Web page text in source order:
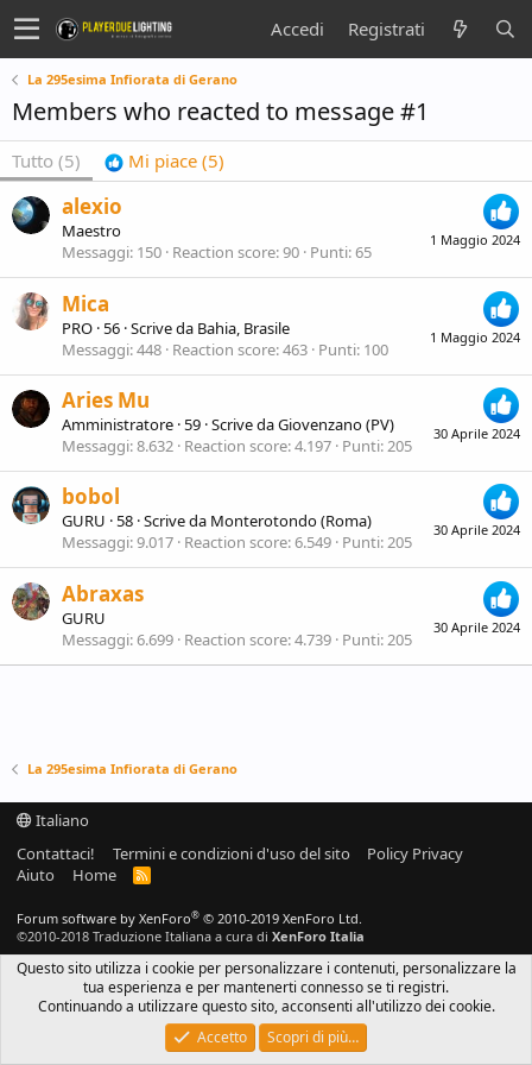
Accedi Registrati
La 295esima Infiorata di Gerano
Members who reacted to message #1
Tutto (5) Mi piace (5)
1 Maggio 2024
alexio
Maestro
Messaggi 150 Reaction score 90 Punti 65
1 Maggio 2024
Mica
PRO ·56 ·Scrive da Bahia, Brasile
Messaggi 448 Reaction score 463 Punti 100
30 Aprile 2024
Aries Mu
Amministratore ·59 ·Scrive daGiovenzano (PV)
Messaggi 8.632 Reaction score 4.197 Punti 205
30 Aprile 2024
bobol
GURU ·58 ·Scrive da Monterotondo (Roma)
Messaggi 9.017 Reaction score 6.549 Punti 205
30 Aprile 2024
Abraxas
GURU
Messaggi 6.699 Reaction score 4.739 Punti 205
La 295esima Infiorata di Gerano
Italiano
Contattaci!
Termini e condizioni d'uso del sito
Policy Privacy
Aiuto
Home
R
Forum software by XenForo® © 2010-2019 XenForo Ltd.
©2010-2018 Traduzione Italiana a cura di XenForo Italia
Questo sito utilizza i cookie per personalizzare i contenuti, personalizzare la
tua esperienza e per mantenerti connesso se ti registri.
Continuando a utilizzare questo sito, acconsenti all'utilizzo dei cookie.
Accetto
Scopri di più…